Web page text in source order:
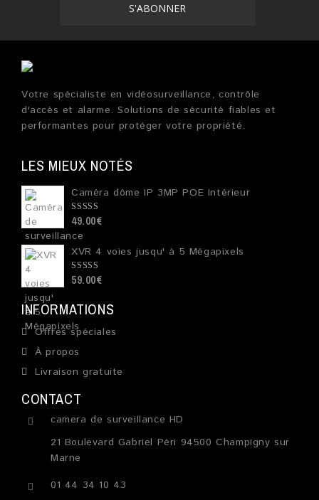
Votre spécialiste en vidéosurveillance, contrôle
d'accès et alarme. Solutions de sécurité fiables et
performantes pour protéger votre propriété.
LES MIEUX NOTÉS
Caméra dôme IP 3MP POE Intérieur
0
out
of
49.00€
XVR 4 voies jusqu' à 5 Mégapixels
0
out
5
59.00€
INFORMATIONS
Offres spéciales
À propos
Livraison gratuite
CONTACT
camera de surveillance HD
21 Boulevard Gabriel Péri 94500 Champigny sur
Marne
01 44 34 10 43